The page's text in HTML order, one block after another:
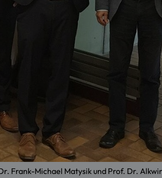
Frank-Michael Matysik und Prof. Dr.